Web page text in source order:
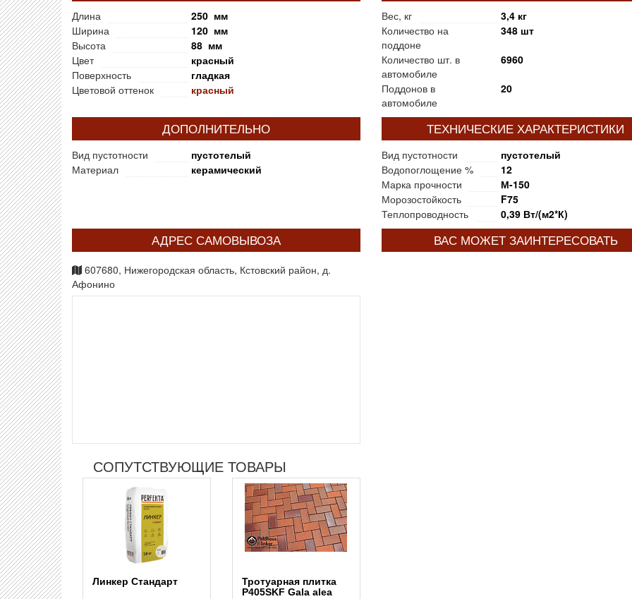
Длина
250 мм
Ширина
120 мм
Высота
88 мм
Цвет
красный
Поверхность
гладкая
Цветовой оттенок
красный
Вес, кг
3,4 кг
Количество на
поддоне
348 шт
Количество шт. в
автомобиле
6960
Поддонов в
автомобиле
20
ДОПОЛНИТЕЛЬНО
Вид пустотности
пустотелый
Материал
керамический
ТЕХНИЧЕСКИЕ ХАРАКТЕРИСТИКИ
Вид пустотности
пустотелый
Водопоглощение %
12
Марка прочности
М-150
Морозостойкость
F75
Теплопроводность
0,39 Вт/(м2*К)
АДРЕС САМОВЫВОЗА
607680, Нижегородская область, Кстовский район, д.
Афонино
ВАС МОЖЕТ ЗАИНТЕРЕСОВАТЬ
СОПУТСТВУЮЩИЕ ТОВАРЫ
Линкер Стандарт
Тротуарная плитка
P405SKF Gala alea